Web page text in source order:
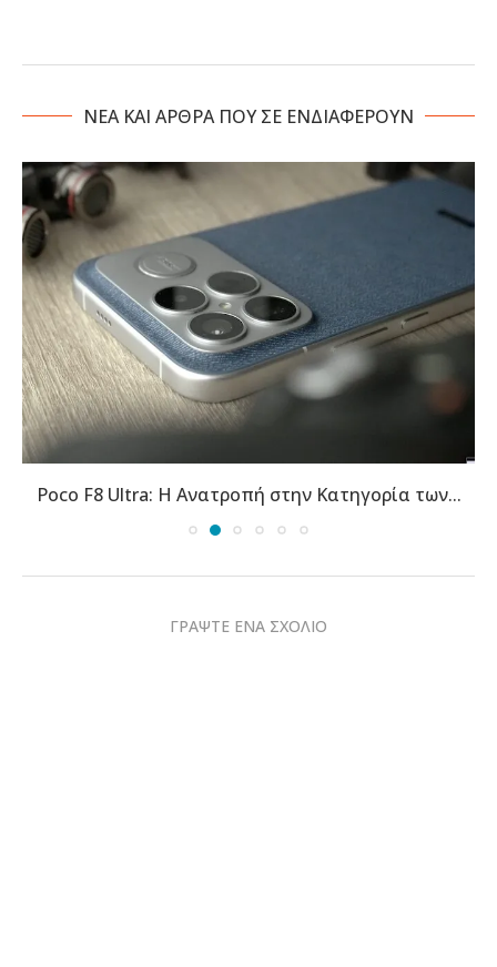
NΕΑ ΚΑΙ ΑΡΘΡΑ ΠΟΥ ΣΕ ΕΝΔΙΑΦΕΡΟΥΝ
Poco F8 Ultra: Η Ανατροπή στην Κατηγορία των...
ΓΡΑΨΤΕ ΕΝΑ ΣΧΟΛΙΟ